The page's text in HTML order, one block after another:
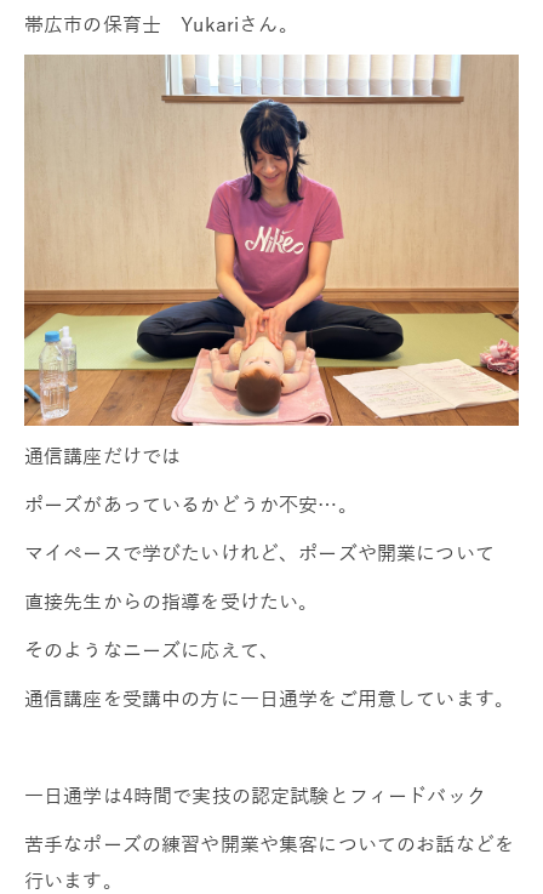
帯広市の保育士 Yukariさん。
通信講座だけでは
ポーズがあっているかどうか不安…。
マイペースで学びたいけれど、ポーズや開業について
直接先生からの指導を受けたい。
そのようなニーズに応えて、
通信講座を受講中の方に一日通学をご用意しています。
一日通学は4時間で実技の認定試験とフィードバック
苦手なポーズの練習や開業や集客についてのお話などを
行います。